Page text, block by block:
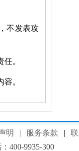
不发表攻
。
。
明 | 服务条款 |
400-9935-300